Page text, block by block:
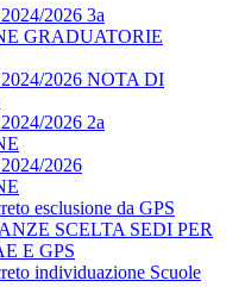
2026 3a
GRADUATORIE
2026 NOTA DI
2026 2a
2026
esclusione da GPS
SCELTA SEDI PER
E GPS
individuazione Scuole